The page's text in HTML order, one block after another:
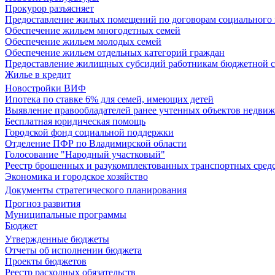
Прокурор разъясняет
Предоставление жилых помещений по договорам социального
Обеспечение жильем многодетных семей
Обеспечение жильем молодых семей
Обеспечение жильем отдельных категорий граждан
Предоставление жилищных субсидий работникам бюджетной
Жилье в кредит
Новостройки ВИФ
Ипотека по ставке 6% для семей, имеющих детей
Выявление правообладателей ранее учтенных объектов
Бесплатная юридическая помощь
Городской фонд социальной поддержки
Отделение ПФР по Владимирской области
Голосование "Народный участковый"
Реестр брошенных и разукомплектованных транспортных
Экономика и городское хозяйство
Документы стратегического планирования
Прогноз развития
Муниципальные программы
Бюджет
Утвержденные бюджеты
Отчеты об исполнении бюджета
Проекты бюджетов
Реестр расходных обязательств